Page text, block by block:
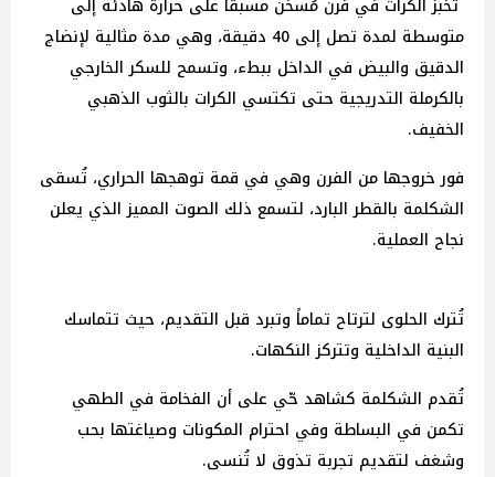
متوسطة لمدة تصل إلى 40 دقيقة، وهي مدة مثالية لإنضاج
الدقيق والبيض في الداخل ببطء، وتسمح للسكر الخارجي
بالكرملة التدريجية حتى تكتسي الكرات بالثوب الذهبي
الخفيف.
فور خروجها من الفرن وهي في قمة توهجها الحراري، تُسقى
الشكلمة بالقطر البارد، لتسمع ذلك الصوت المميز الذي يعلن
نجاح العملية.
تُترك الحلوى لترتاح تماماً وتبرد قبل التقديم، حيث تتماسك
البنية الداخلية وتتركز النكهات.
تُقدم الشكلمة كشاهد حّي على أن الفخامة في الطهي
تكمن في البساطة وفي احترام المكونات وصياغتها بحب
وشغف لتقديم تجربة تذوق لا تُنسى.